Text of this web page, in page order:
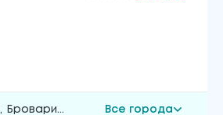
, Бровари... Все города